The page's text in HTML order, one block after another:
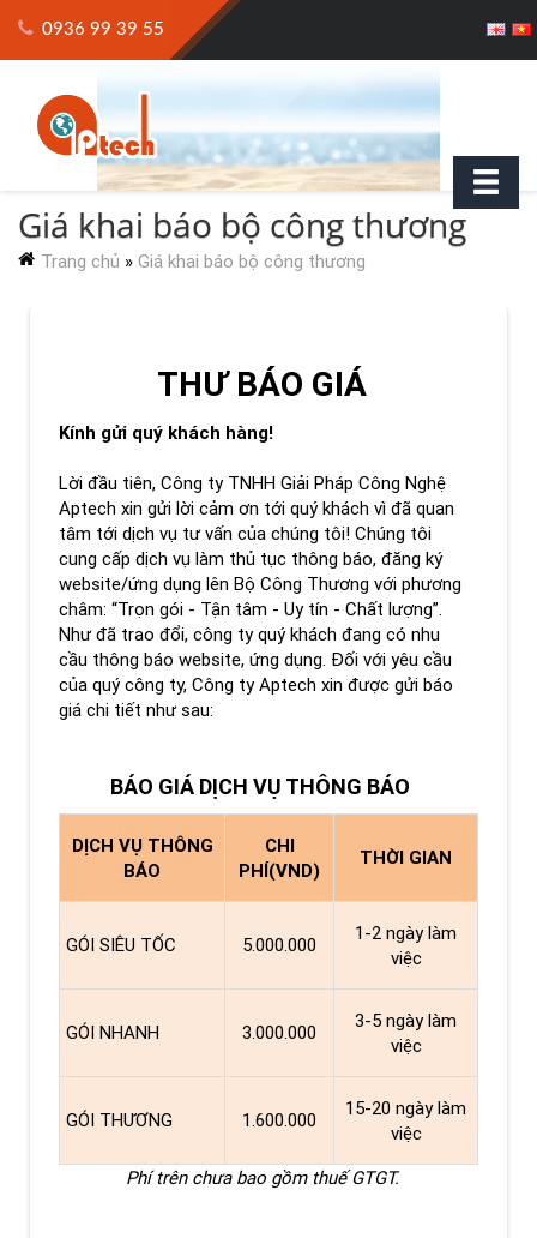
0936 99 39 55
Giá khai báo bộ công thương
Trang chủ » Giá khai báo bộ công thương
THƯ BÁO GIÁ
Kính gửi quý khách hàng!
Lời đầu tiên, Công ty TNHH Giải Pháp Công Nghệ
Aptech xin gửi lời cảm ơn tới quý khách vì đã quan
tâm tới dịch vụ tư vấn của chúng tôi! Chúng tôi
cung cấp dịch vụ làm thủ tục thông báo, đăng ký
website/ứng dụng lên Bộ Công Thương với phương
châm: “Trọn gói - Tận tâm - Uy tín - Chất lượng”.
Như đã trao đổi, công ty quý khách đang có nhu
cầu thông báo website, ứng dụng. Đối với yêu cầu
của quý công ty, Công ty Aptech xin được gửi báo
giá chi tiết như sau:
BÁO GIÁ DỊCH VỤ THÔNG BÁO
DỊCH VỤ THÔNG
BÁO
CHI
PHÍ(VND)
THỜI GIAN
GÓI SIÊU TỐC 5.000.000
1-2 ngày làm
việc
GÓI NHANH 3.000.000
3-5 ngày làm
việc
GÓI THƯƠNG 1.600.000
15-20 ngày làm
việc
Phí trên chưa bao gồm thuế GTGT.